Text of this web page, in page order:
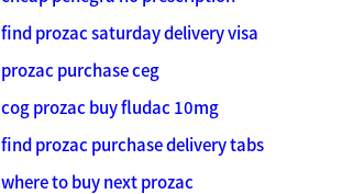
find prozac saturday delivery visa
prozac purchase ceg
cog prozac buy fludac 10mg
find prozac purchase delivery tabs
where to buy next prozac